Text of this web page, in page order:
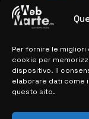
Per fornire le
cookie per
dispositivo. Il
elaborare dati come
questo sito.
MAPPA DEL
> NOTIZIE